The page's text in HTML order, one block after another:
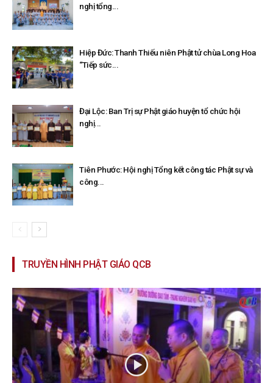
nghị tổng...
Hiệp Đức: Thanh Thiếu niên Phật tử chùa Long Hoa
“Tiếp sức...
Đại Lộc: Ban Trị sự Phật giáo huyện tổ chức hội
nghị...
Tiên Phước: Hội nghị Tổng kết công tác Phật sự và
công...
TRUYỀN HÌNH PHẬT GIÁO QCB